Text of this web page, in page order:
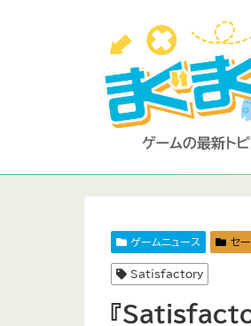
ゲームニュース セ
Satisfactory
『